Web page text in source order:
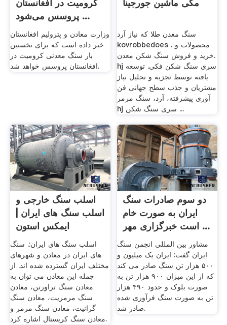
کرومیت در افغانستان
پروسس می‌شود ...
وزارت معادن و پترولیم افغانستان
خبر داده است که برای نخستین
بار سنگ معدنی کرومیت در
افغانستان پروسس خواهد شد.
مگی ماشین جورجینا
سنگ معدن طلا که نیاز آرد
kovrobbedoes . محصولات و
خرید و فروش سنگ شکن معدن.
hj سری سنگ شکن فکی. توسعه
یافته توسط تجزیه و تحلیل نیاز
مشتریان و جذب سطح جهانی فن
آوری پیشرفته، آرد، سنگ مرمر
hj سری سنگ شکن ...
اسلب سنگ خارجی و
اسلب سنگ های ایران |
ایمکس استون
اسلب سنگ های ایران:. سنگ
های ایران در معادن و شهرهای
مختلف ایران گسترده شده اند. از
جمله این معادن می توان به
معادن سنگ تراورتن، معادن
سنگ مرمریت، معادن سنگ
گرانیت، معادن سنگ مرمر و
معادن سنگ کریستال اشاره کرد.
دو سوم صادرات سنگ
ایران به صورت خام
است خبرگزاری مهر ...
مشاور بین المللی انجمن سنگ
ایران گفت: ایران یک میلیون و
۵۰۰ هزار تن سنگ صادر می کند
که از این میزان ۹۰۰ هزار تن به
صورت بلوک و حدود ۴۹۰ هزار
تن به صورت سنگ فرآوری شده
صادر شد.